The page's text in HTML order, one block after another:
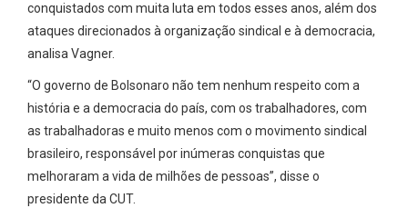
conquistados com muita luta em todos esses anos, além dos
ataques direcionados à organização sindical e à democracia,
analisa Vagner.
“O governo de Bolsonaro não tem nenhum respeito com a
história e a democracia do país, com os trabalhadores, com
as trabalhadoras e muito menos com o movimento sindical
brasileiro, responsável por inúmeras conquistas que
melhoraram a vida de milhões de pessoas”, disse o
presidente da CUT.